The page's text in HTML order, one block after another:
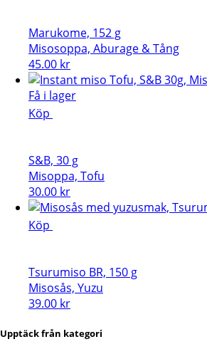
Marukome, 152 g
Misosoppa, Aburage & Tång
45.00 kr
Få i lager
Köp
S&B, 30 g
Misoppa, Tofu
30.00 kr
Köp
Tsurumiso BR, 150 g
Misosås, Yuzu
39.00 kr
Upptäck från kategori